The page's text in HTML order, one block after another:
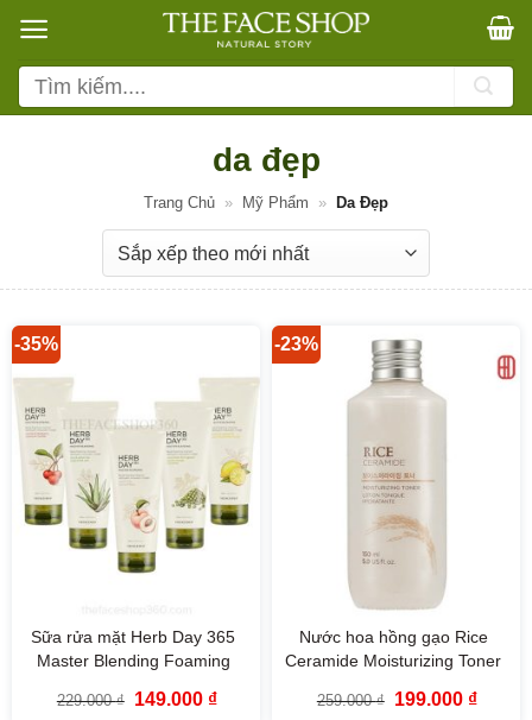
qua
nội
dung
Tìm
kiếm:
da đẹp
Trang Chủ » Mỹ Phẩm » Da Đẹp
-35%
Sữa rửa mặt Herb Day 365
Master Blending Foaming
(170ml)
229.000₫
Giá
149.000 ₫Giá
-23%
Nước hoa hồng gạo Rice
Ceramide Moisturizing Toner
259.000₫
Giá
199.000 ₫Giá